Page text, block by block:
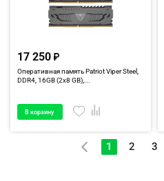
17 250
Оперативная память Patriot Viper Steel,
DDR4, 16GB (2x8 GB),...
В корзину
1 2 3